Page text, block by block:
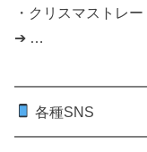
・クリスマストレ
➔ …
各種SNS